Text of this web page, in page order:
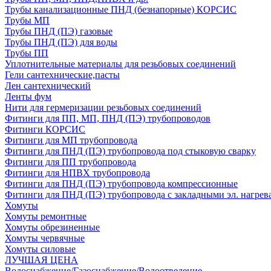
Трубы канализационные ПНД (безнапорные) КОРСИС
Трубы МП
Трубы ПНД (ПЭ) газовые
Трубы ПНД (ПЭ) для воды
Трубы ПП
Уплотнительные материалы для резьбовых соединений
Гели сантехнические,пасты
Лен сантехнический
Ленты фум
Нити для гермеризации резьбовых соединений
Фитинги для ПП, МП, ПНД (ПЭ) трубопроводов
Фитинги КОРСИС
Фитинги для МП трубопровода
Фитинги для ПНД (ПЭ) трубопровода под стыковую сварку
Фитинги для ПП трубопровода
Фитинги для НПВХ трубопровода
Фитинги для ПНД (ПЭ) трубопровода компрессионные
Фитинги для ПНД (ПЭ) трубопровода с закладными эл.
Хомуты
Хомуты ремонтные
Хомуты обрезиненные
Хомуты червячные
Хомуты силовые
ЛУЧШАЯ ЦЕНА